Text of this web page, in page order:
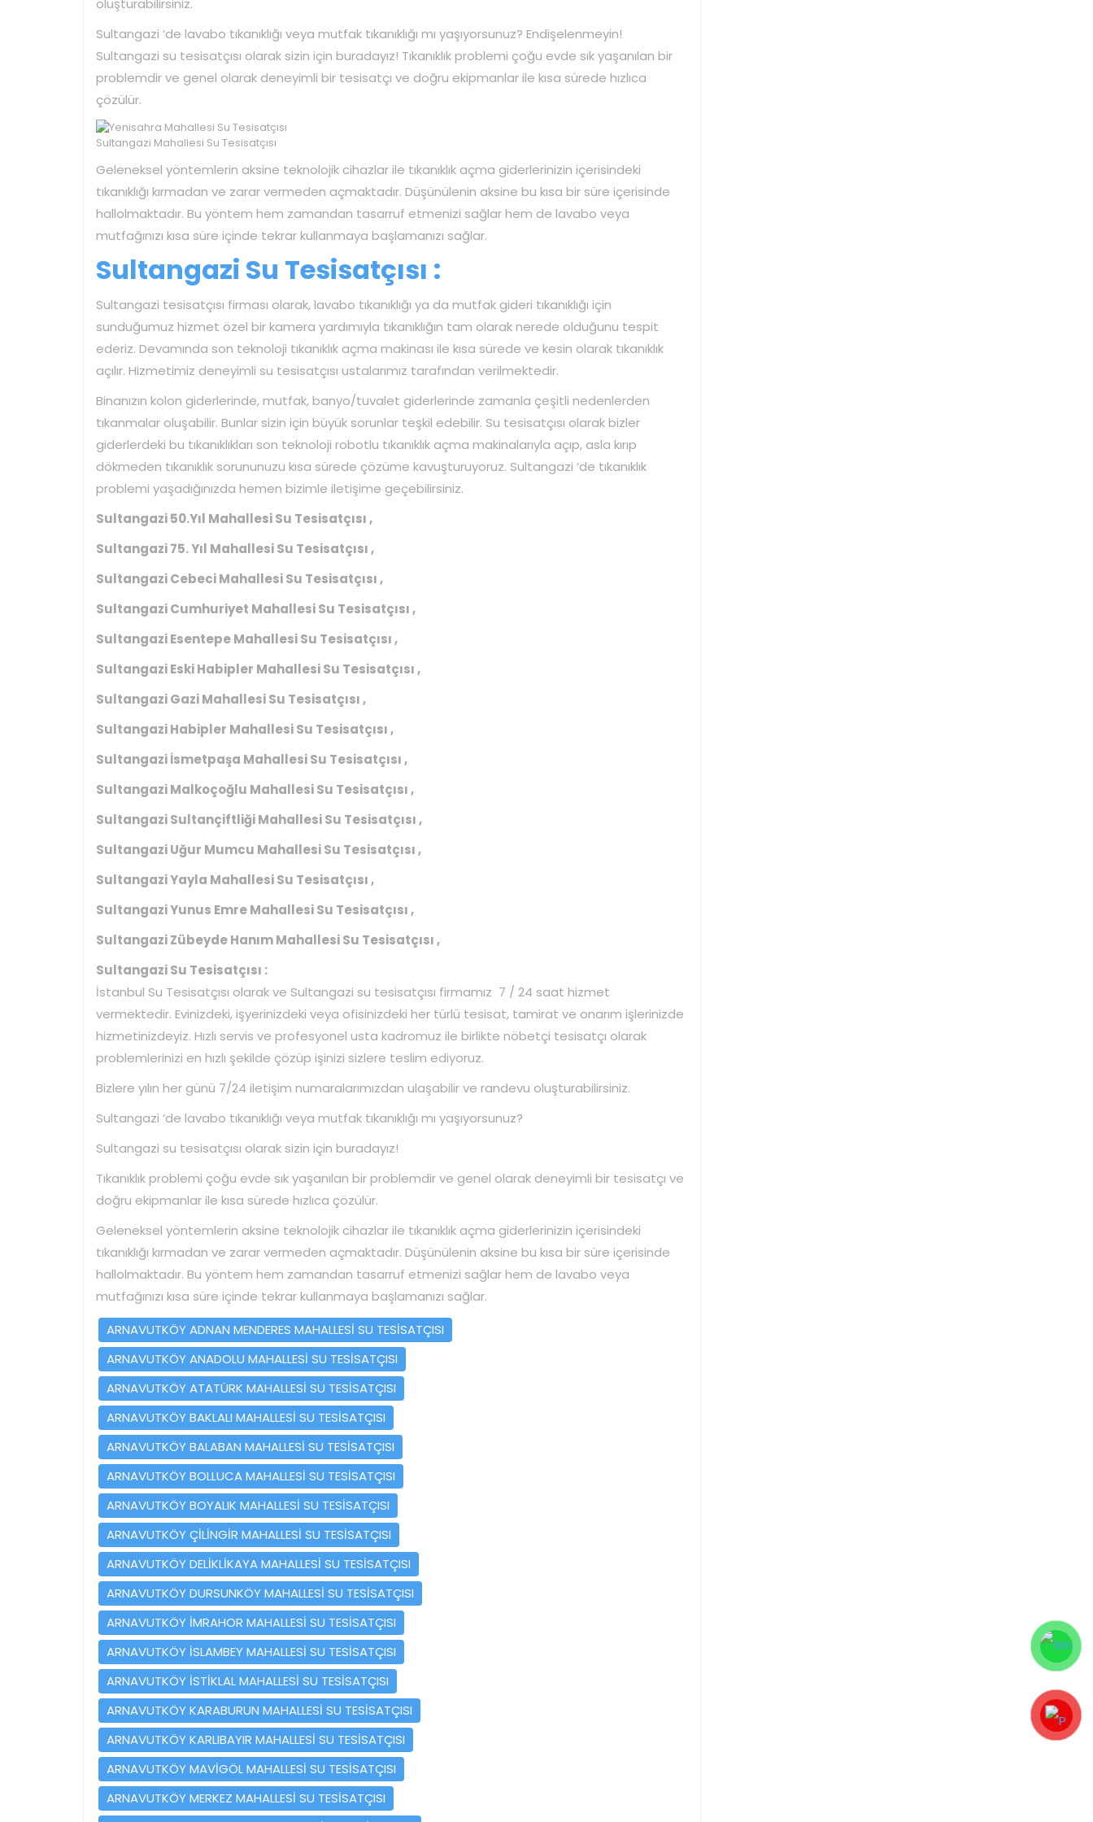
oluşturabilirsiniz.
Sultangazi ‘de lavabo tıkanıklığı veya mutfak tıkanıklığı mı yaşıyorsunuz? Endişelenmeyin!
Sultangazi su tesisatçısı olarak sizin için buradayız! Tıkanıklık problemi çoğu evde sık yaşanılan bir
problemdir ve genel olarak deneyimli bir tesisatçı ve doğru ekipmanlar ile kısa sürede hızlıca
çözülür.
Sultangazi Mahallesi Su Tesisatçısı
Geleneksel yöntemlerin aksine teknolojik cihazlar ile tıkanıklık açma giderlerinizin içerisindeki
tıkanıklığı kırmadan ve zarar vermeden açmaktadır. Düşünülenin aksine bu kısa bir süre içerisinde
hallolmaktadır. Bu yöntem hem zamandan tasarruf etmenizi sağlar hem de lavabo veya
mutfağınızı kısa süre içinde tekrar kullanmaya başlamanızı sağlar.
Sultangazi Su Tesisatçısı :
Sultangazi tesisatçısı firması olarak, lavabo tıkanıklığı ya da mutfak gideri tıkanıklığı için
sunduğumuz hizmet özel bir kamera yardımıyla tıkanıklığın tam olarak nerede olduğunu tespit
ederiz. Devamında son teknoloji tıkanıklık açma makinası ile kısa sürede ve kesin olarak tıkanıklık
açılır. Hizmetimiz deneyimli su tesisatçısı ustalarımız tarafından verilmektedir.
Binanızın kolon giderlerinde, mutfak, banyo/tuvalet giderlerinde zamanla çeşitli nedenlerden
tıkanmalar oluşabilir. Bunlar sizin için büyük sorunlar teşkil edebilir. Su tesisatçısı olarak bizler
giderlerdeki bu tıkanıklıkları son teknoloji robotlu tıkanıklık açma makinalarıyla açıp, asla kırıp
dökmeden tıkanıklık sorununuzu kısa sürede çözüme kavuşturuyoruz. Sultangazi ‘de tıkanıklık
problemi yaşadığınızda hemen bizimle iletişime geçebilirsiniz.
Sultangazi 50.Yıl Mahallesi Su Tesisatçısı ,
Sultangazi 75. Yıl Mahallesi Su Tesisatçısı ,
Sultangazi Cebeci Mahallesi Su Tesisatçısı ,
Sultangazi Cumhuriyet Mahallesi Su Tesisatçısı ,
Sultangazi Esentepe Mahallesi Su Tesisatçısı ,
Sultangazi Eski Habipler Mahallesi Su Tesisatçısı ,
Sultangazi Gazi Mahallesi Su Tesisatçısı ,
Sultangazi Habipler Mahallesi Su Tesisatçısı ,
Sultangazi İsmetpaşa Mahallesi Su Tesisatçısı ,
Sultangazi Malkoçoğlu Mahallesi Su Tesisatçısı ,
Sultangazi Sultançiftliği Mahallesi Su Tesisatçısı ,
Sultangazi Uğur Mumcu Mahallesi Su Tesisatçısı ,
Sultangazi Yayla Mahallesi Su Tesisatçısı ,
Sultangazi Yunus Emre Mahallesi Su Tesisatçısı ,
Sultangazi Zübeyde Hanım Mahallesi Su Tesisatçısı ,
Sultangazi Su Tesisatçısı :
İstanbul Su Tesisatçısı olarak ve Sultangazi su tesisatçısı firmamız 7 / 24 saat hizmet
vermektedir. Evinizdeki, işyerinizdeki veya ofisinizdeki her türlü tesisat, tamirat ve onarım işlerinizde
hizmetinizdeyiz. Hızlı servis ve profesyonel usta kadromuz ile birlikte nöbetçi tesisatçı olarak
problemlerinizi en hızlı şekilde çözüp işinizi sizlere teslim ediyoruz.
Bizlere yılın her günü 7/24 iletişim numaralarımızdan ulaşabilir ve randevu oluşturabilirsiniz.
Sultangazi ‘de lavabo tıkanıklığı veya mutfak tıkanıklığı mı yaşıyorsunuz?
Sultangazi su tesisatçısı olarak sizin için buradayız!
Tıkanıklık problemi çoğu evde sık yaşanılan bir problemdir ve genel olarak deneyimli bir tesisatçı ve
doğru ekipmanlar ile kısa sürede hızlıca çözülür.
Geleneksel yöntemlerin aksine teknolojik cihazlar ile tıkanıklık açma giderlerinizin içerisindeki
tıkanıklığı kırmadan ve zarar vermeden açmaktadır. Düşünülenin aksine bu kısa bir süre içerisinde
hallolmaktadır. Bu yöntem hem zamandan tasarruf etmenizi sağlar hem de lavabo veya
mutfağınızı kısa süre içinde tekrar kullanmaya başlamanızı sağlar.
ARNAVUTKÖY ADNAN MENDERES MAHALLESİ SU TESİSATÇISI
ARNAVUTKÖY ANADOLU MAHALLESİ SU TESİSATÇISI
ARNAVUTKÖY ATATÜRK MAHALLESİ SU TESİSATÇISI
ARNAVUTKÖY BAKLALI MAHALLESİ SU TESİSATÇISI
ARNAVUTKÖY BALABAN MAHALLESİ SU TESİSATÇISI
ARNAVUTKÖY BOLLUCA MAHALLESİ SU TESİSATÇISI
ARNAVUTKÖY BOYALIK MAHALLESİ SU TESİSATÇISI
ARNAVUTKÖY ÇİLİNGİR MAHALLESİ SU TESİSATÇISI
ARNAVUTKÖY DELİKLİKAYA MAHALLESİ SU TESİSATÇISI
ARNAVUTKÖY DURSUNKÖY MAHALLESİ SU TESİSATÇISI
ARNAVUTKÖY İMRAHOR MAHALLESİ SU TESİSATÇISI
ARNAVUTKÖY İSLAMBEY MAHALLESİ SU TESİSATÇISI
ARNAVUTKÖY İSTİKLAL MAHALLESİ SU TESİSATÇISI
ARNAVUTKÖY KARABURUN MAHALLESİ SU TESİSATÇISI
ARNAVUTKÖY KARLIBAYIR MAHALLESİ SU TESİSATÇISI
ARNAVUTKÖY MAVİGÖL MAHALLESİ SU TESİSATÇISI
ARNAVUTKÖY MERKEZ MAHALLESİ SU TESİSATÇISI